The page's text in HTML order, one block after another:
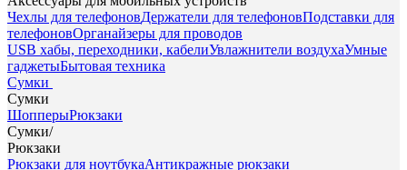
Чехлы для телефоновДержатели для телефоновПодставки для
телефоновОрганайзеры для проводов
USB хабы, переходники, кабелиУвлажнители воздухаУмные
гаджетыБытовая техника
Сумки
Сумки
ШопперыРюкзаки
Сумки/
Рюкзаки
Рюкзаки для ноутбукаАнтикражные рюкзаки